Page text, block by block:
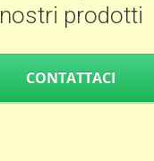
nostri prodotti
CONTATTACI